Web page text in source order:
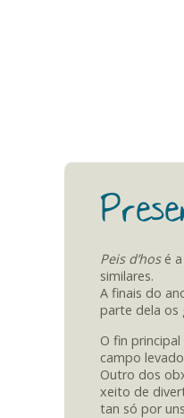
You are here
Peis d’hosé a
similares.
A finais do
parte dela os
O fin
campo
Outro dos
xeito de
tan só por